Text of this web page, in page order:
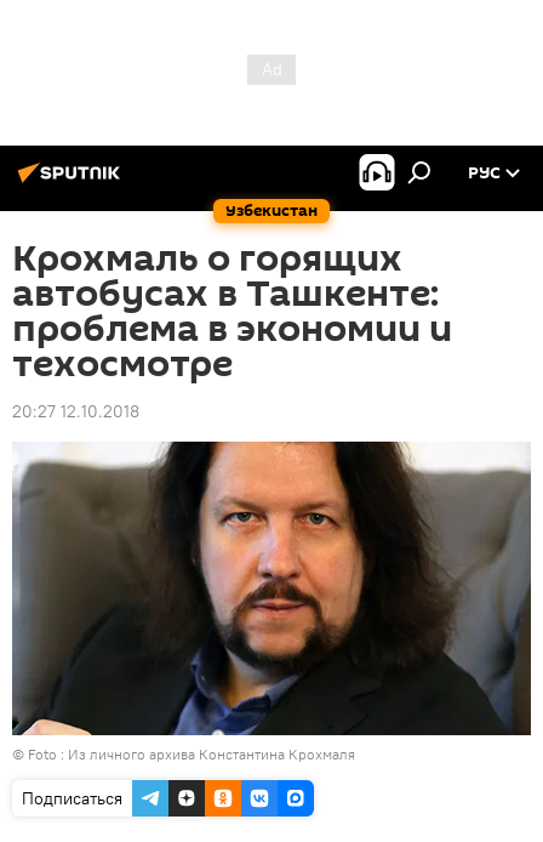
Узбекистан
РУС
Крохмаль о горящих
автобусах в Ташкенте:
проблема в экономии и
техосмотре
20:27 12.10.2018
© Foto : Из личного архива Константина Крохмаля
Подписаться